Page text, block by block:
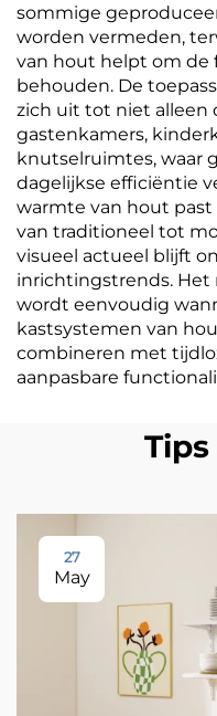
sommige
worden vermeden,
van hout helpt om de
behouden. De
zich uit tot niet alleen
gastenkamers,
knutselruimtes, waar
dagelijkse efficiëntie
warmte van hout
van traditioneel tot
visueel actueel blijft
inrichtingstrends. Het
wordt eenvoudig
kastsystemen van
combineren met
aanpasbare
27
May